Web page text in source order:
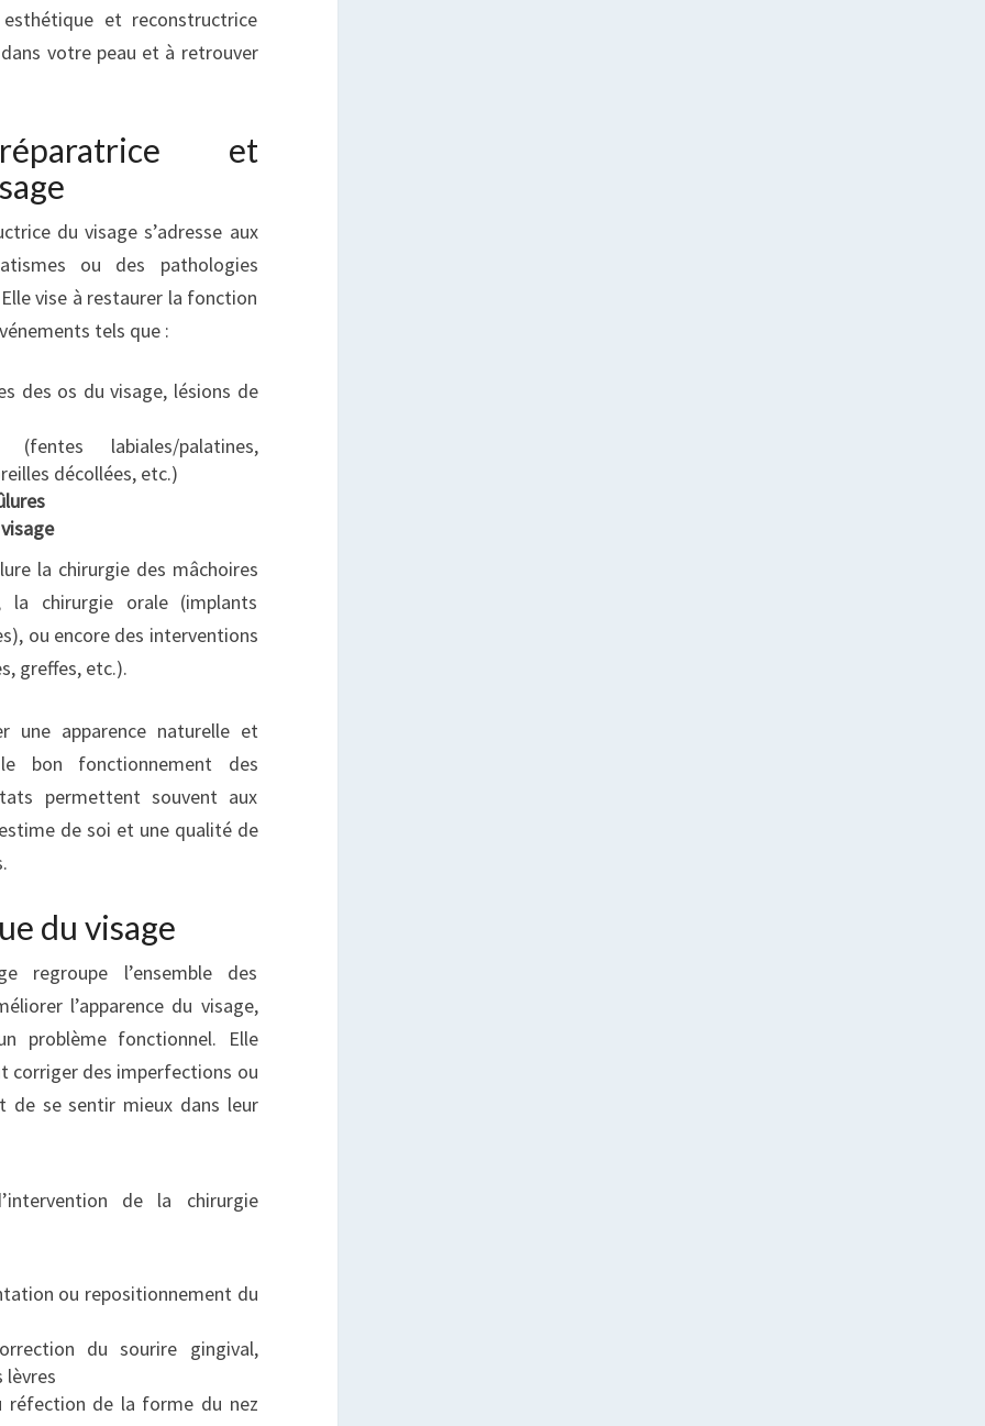
et reconstructrice
votre peau et à retrouver
et
du visage s’adresse aux
ou des pathologies
vise à restaurer la fonction
tels que :
des os du visage, lésions de
(fentes labiales/palatines,
décollées, etc.)
la chirurgie des mâchoires
la chirurgie orale (implants
ou encore des interventions
greffes, etc.).
une apparence naturelle et
bon fonctionnement des
permettent souvent aux
de soi et une qualité de
du visage
regroupe l’ensemble des
l’apparence du visage,
problème fonctionnel. Elle
corriger des imperfections ou
de se sentir mieux dans leur
de la chirurgie
ou repositionnement du
du sourire gingival,
lèvres
de la forme du nez